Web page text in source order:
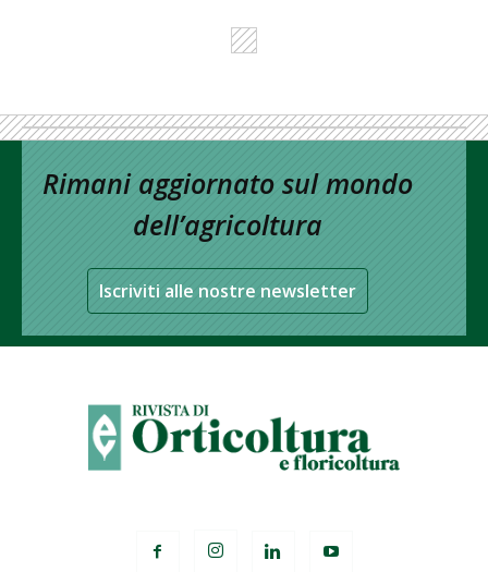
Rimani aggiornato sul mondo
dell’agricoltura
Iscriviti alle nostre newsletter